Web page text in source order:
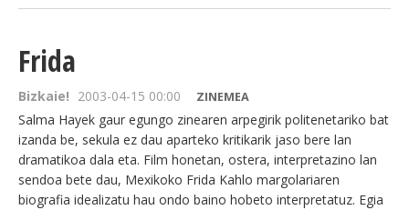
Frida
Bizkaie! 2003-04-15 00:00 ZINEMEA
Salma Hayek gaur egungo zinearen arpegirik politenetariko bat
izanda be, sekula ez dau aparteko kritikarik jaso bere lan
dramatikoa dala eta. Film honetan, ostera, interpretazino lan
sendoa bete dau, Mexikoko Frida Kahlo margolariaren
biografia idealizatu hau ondo baino hobeto interpretatuz. Egia